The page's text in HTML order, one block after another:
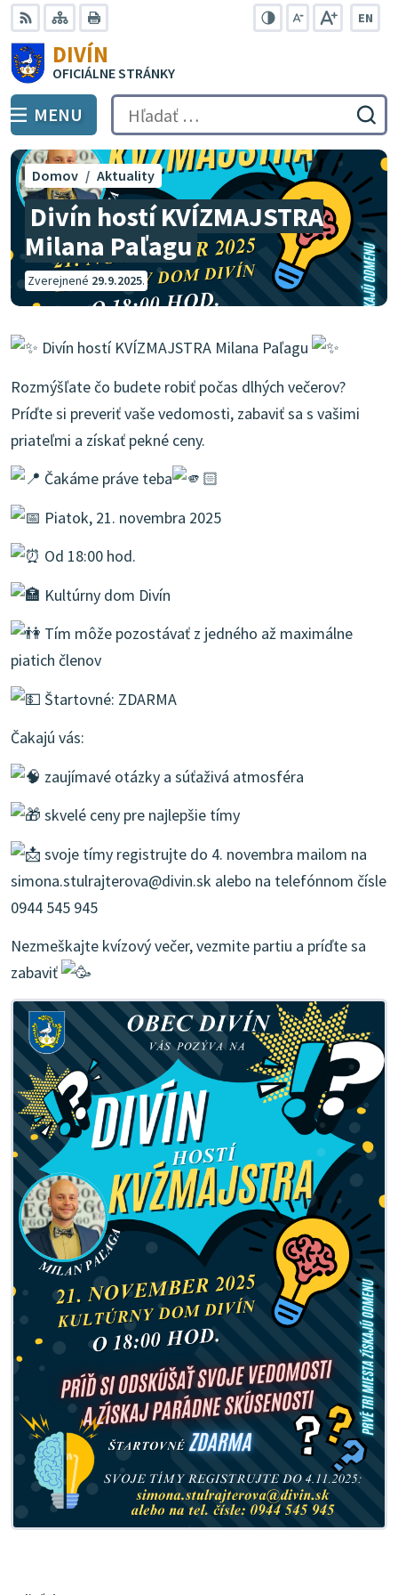
Preskočiť
na
obsah
RSS Mapa
EN
DIVÍN
OFICIÁLNE STRÁNKY
PREPNÚŤ
MENU Hľadať:
Divín hostí KVÍZMAJSTRA
Milana Paľagu
Domov Aktuality
Zverejnené 29.9.2025.
Divín hostí KVÍZMAJSTRA Milana Paľagu
Rozmýšľate čo budete robiť počas dlhých večerov?
Príďte si preveriť vaše vedomosti, zabaviť sa s vašimi
priateľmi a získať pekné ceny.
Čakáme práve teba
Piatok, 21. novembra 2025
Od 18:00 hod.
Kultúrny dom Divín
Tím môže pozostávať z jedného až maximálne
piatich členov
Štartovné: ZDARMA
Čakajú vás:
zaujímavé otázky a súťaživá atmosféra
skvelé ceny pre najlepšie tímy
svoje tímy registrujte do 4. novembra mailom na
simona.stulrajterova@divin.sk alebo na telefónnom čísle
0944 545 945
Nezmeškajte kvízový večer, vezmite partiu a príďte sa
zabaviť